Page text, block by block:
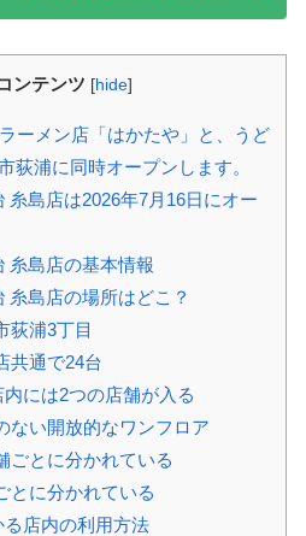
ンテンツ [hide]
ーメン店「はかたや」と、うど
荻浦に同時オープンします。
糸島店は2026年7月16日にオー
糸島店の基本情報
糸島店の場所はどこ？
荻浦3丁目
共通で24台
には2つの店舗が入る
ない開放的なワンフロア
ごとに分かれている
とに分かれている
店内の利用方法